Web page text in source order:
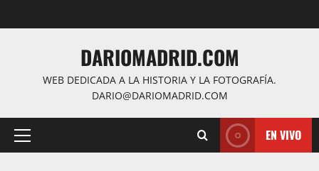
al
DARIOMADRID.COM
WEB DEDICADA A LA HISTORIA Y LA FOTOGRAFÍA.
DARIO@DARIOMADRID.COM
Menú
EN VIVO